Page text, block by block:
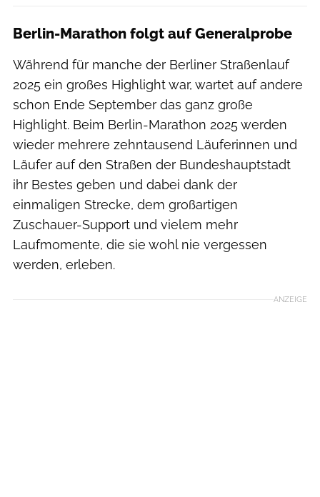
Berlin-Marathon folgt auf Generalprobe
Während für manche der Berliner Straßenlauf
2025 ein großes Highlight war, wartet auf andere
schon Ende September das ganz große
Highlight. Beim Berlin-Marathon 2025 werden
wieder mehrere zehntausend Läuferinnen und
Läufer auf den Straßen der Bundeshauptstadt
ihr Bestes geben und dabei dank der
einmaligen Strecke, dem großartigen
Zuschauer-Support und vielem mehr
Laufmomente, die sie wohl nie vergessen
werden, erleben.
ANZEIGE